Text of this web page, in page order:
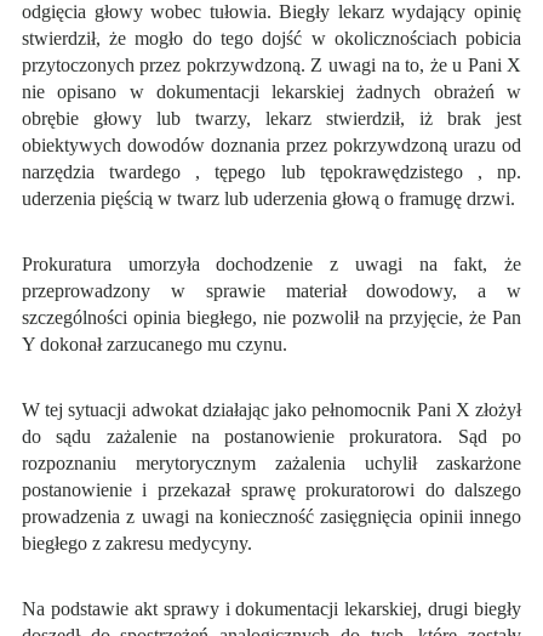
odgięcia głowy wobec tułowia. Biegły lekarz wydający opinię
stwierdził, że mogło do tego dojść w okolicznościach pobicia
przytoczonych przez pokrzywdzoną. Z uwagi na to, że u Pani X
nie opisano w dokumentacji lekarskiej żadnych obrażeń w
obrębie głowy lub twarzy, lekarz stwierdził, iż brak jest
obiektywych dowodów doznania przez pokrzywdzoną urazu od
narzędzia twardego , tępego lub tępokrawędzistego , np.
uderzenia pięścią w twarz lub uderzenia głową o framugę drzwi.
Prokuratura umorzyła dochodzenie z uwagi na fakt, że
przeprowadzony w sprawie materiał dowodowy, a w
szczególności opinia biegłego, nie pozwolił na przyjęcie, że Pan
Y dokonał zarzucanego mu czynu.
W tej sytuacji adwokat działając jako pełnomocnik Pani X złożył
do sądu zażalenie na postanowienie prokuratora. Sąd po
rozpoznaniu merytorycznym zażalenia uchylił zaskarżone
postanowienie i przekazał sprawę prokuratorowi do dalszego
prowadzenia z uwagi na konieczność zasięgnięcia opinii innego
biegłego z zakresu medycyny.
Na podstawie akt sprawy i dokumentacji lekarskiej, drugi biegły